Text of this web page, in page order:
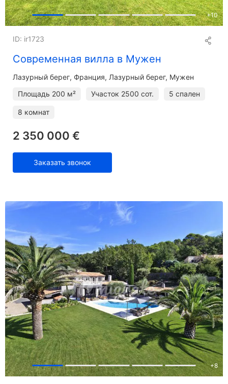
+10
Современная вилла в Мужен
ID: ir1723
Лазурный берег Франция, Лазурный берег, Мужен
Площадь 200 м² Участок 2500 сот. 5 спален
8 комнат
2 350 000 €
Заказать звонок
+8